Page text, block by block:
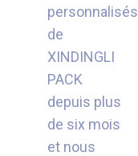
personnalisés
de
XINDINGLI
PACK
depuis plus
de six mois
et nous